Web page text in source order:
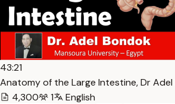
43:21
Anatomy of the Large Intestine, Dr
4,300
1 English